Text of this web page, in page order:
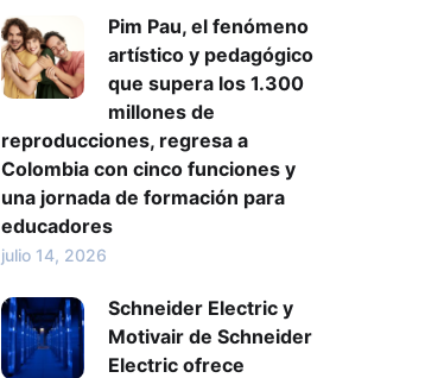
Pim Pau, el fenómeno
artístico y pedagógico
que supera los 1.300
millones de
reproducciones, regresa a
Colombia con cinco funciones y
una jornada de formación para
educadores
julio 14, 2026
Schneider Electric y
Motivair de Schneider
Electric ofrece